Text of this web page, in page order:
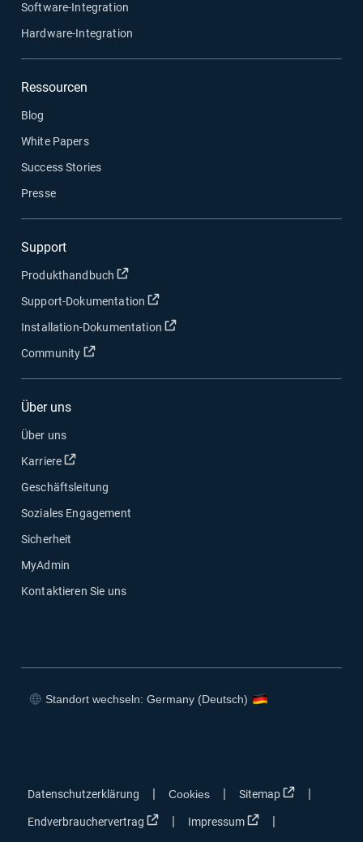
Software-Integration
Hardware-Integration
Ressourcen
Blog
White Papers
Success Stories
Presse
Support
Produkthandbuch In neuem Fenster öffnen
Support-Dokumentation In neuem Fenster öffnen
Installation-Dokumentation In neuem Fenster öffnen
Community In neuem Fenster öffnen
Über uns
Über uns
Karriere
In neuem Fenster öffnen
Geschäftsleitung
Soziales Engagement
Sicherheit
MyAdmin
Kontaktieren Sie uns
Standort wechseln: Germany (Deutsch)
Datenschutzerklärung | Cookies | Sitemap In neuem
|
Endverbrauchervertrag In neuem Fenster öffnen
| Impressum In neuem Fenster
|